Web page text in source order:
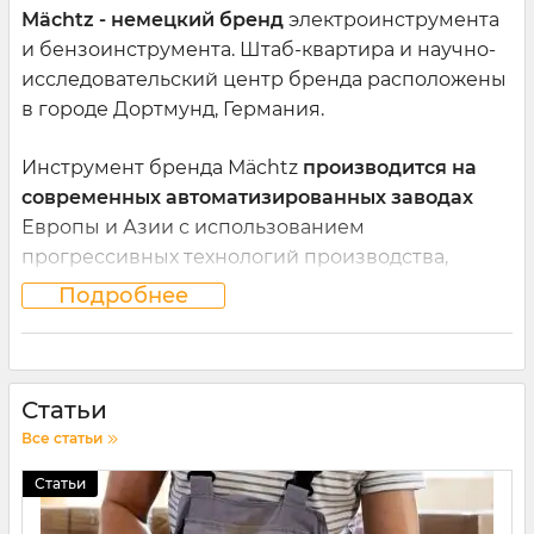
Mächtz - немецкий бренд электроинструмента
и бензоинструмента. Штаб-квартира и научно-
исследовательский центр бренда расположены
в городе Дортмунд, Германия.
Инструмент бренда Мächtz производится на
современных автоматизированных заводах
Европы и Азии с использованием
прогрессивных технологий производства,
качественных деталей и комплектующих.
представлен товар, которыйпозволит решить
большинство строительных и ремонтных
вопросов
В нашем магазине Вы можете купить:
Подробнее
Статьи
Все статьи
Статьи